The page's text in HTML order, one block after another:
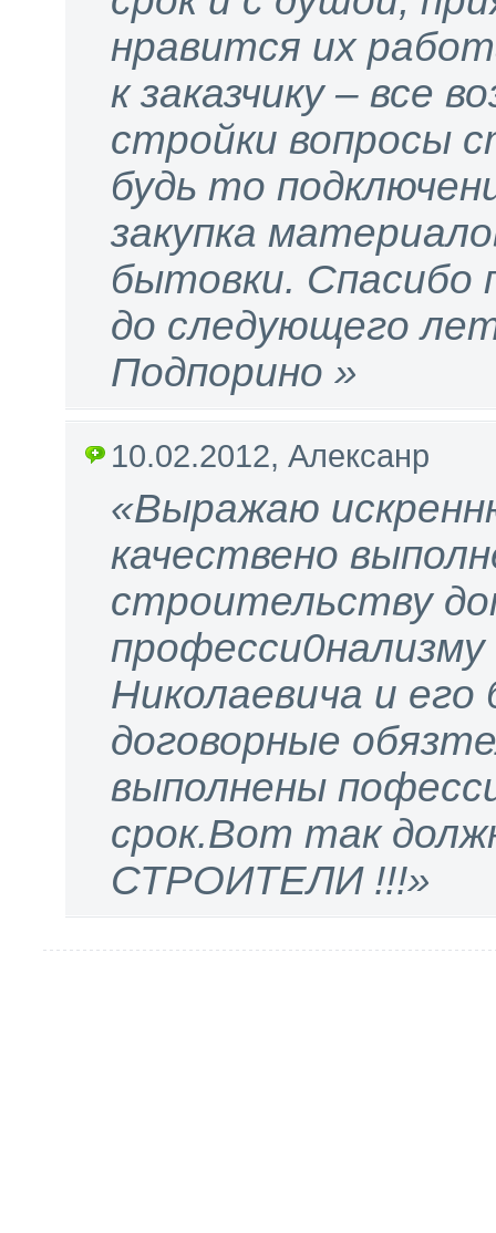
нравится их
к заказчику – все
стройки вопросы
будь то
закупка
бытовки. Спасибо
до следующего
Подпорино »
10.02.2012, Алексанр
«Выражаю
качествено
строительству
Николаевича и
договорные
выполнены
срок.Вот так
СТРОИТЕЛИ !!!»